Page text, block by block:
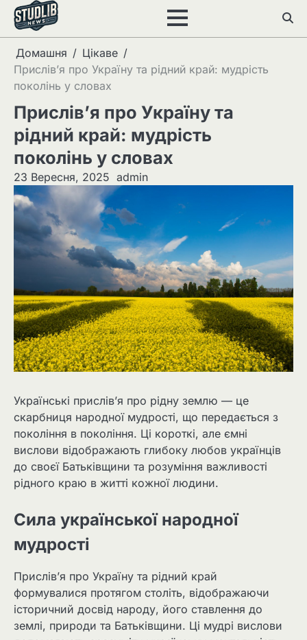
Перейти
вмісту
Домашня
Цікаве
Прислів’я про Україну та рідний край: мудрість
поколінь у словах
Прислів’я про Україну та
рідний край: мудрість
поколінь у словах
23 Вересня, 2025 admin
Українські прислів’я про рідну землю — це
скарбниця народної мудрості, що передається з
покоління в покоління. Ці короткі, але ємні
вислови відображають глибоку любов українців
до своєї Батьківщини та розуміння важливості
рідного краю в житті кожної людини.
Сила української народної
мудрості
Прислів’я про Україну та рідний край
формувалися протягом століть, відображаючи
історичний досвід народу, його ставлення до
землі, природи та Батьківщини. Ці мудрі вислови